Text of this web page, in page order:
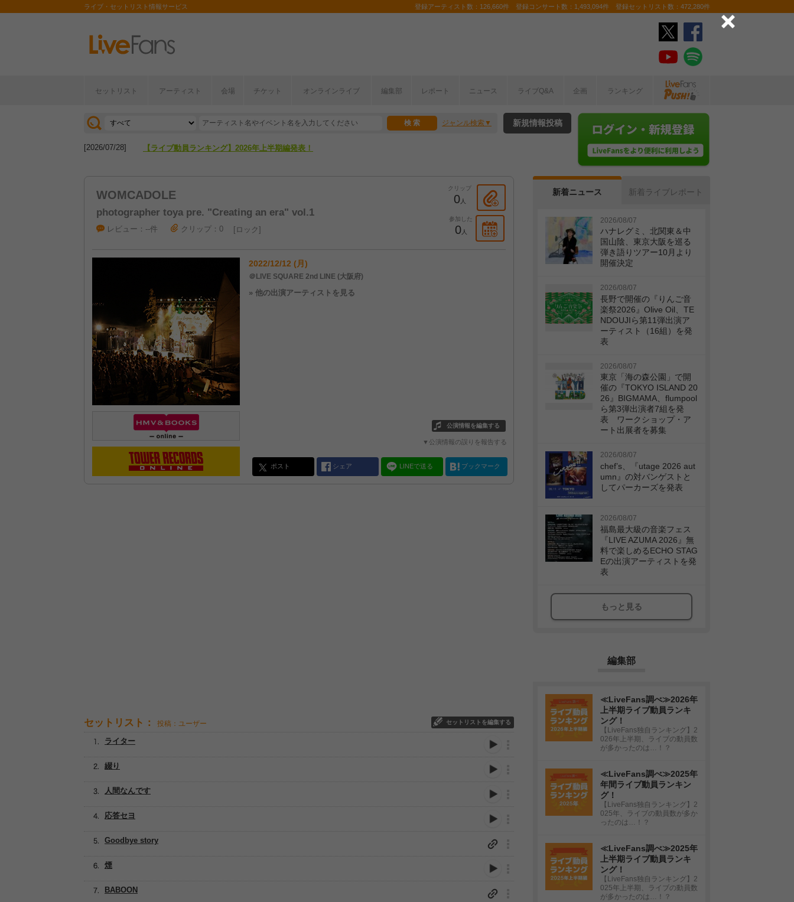
ライブ・セットリスト情報サービス 登録アーティスト数：126,660件 登録コンサート数：1,493,094件 登録セットリスト数：472,280件
セットリスト アーティスト 会場 チケット オンラインライブ 編集部 レポート ニュース ライブQ&A 企画 ランキング
ジャンル検索
[2026/04/27] 【フェス特集2026】フェス情報はここから！
[2026/07/28] 【ライブ動員ランキング】2026年上半期編発表！
[2026/07/28] 【ライブ動員ランキング】2026年上半期編発表！
新規情報投稿
WOMCADOLE
photographer toya pre. "Creating an era" vol.1
クリップ
0人
参加した
0人
レビュー：--件 クリップ：0 ロック
2022/12/12 (月)
＠LIVE SQUARE 2nd LINE (大阪府)
» 他の出演アーティストを見る
公演情報を編集する
▼公演情報の誤りを報告する
ポスト シェア LINEで送る ブックマーク
セットリスト： 投稿：ユーザー セットリストを編集する
煙
応答セヨ
Goodbye story
綴り
人間なんです
ライター
BABOON
新着ニュース 新着ライブレポート
2026/08/07
ハナレグミ、北関東＆中
国山陰、東京大阪を巡る
弾き語りツアー10月より
開催決定
2026/08/07
長野で開催の『りんご音
楽祭2026』Olive Oil、TE
NDOUJIら第11弾出演ア
ーティスト（16組）を発
表
2026/08/07
東京「海の森公園」で開
催の『TOKYO ISLAND 20
26』BIGMAMA、flumpool
ら第3弾出演者7組を発
表 ワークショップ・ア
ート出展者を募集
2026/08/07
chef’s、『utage 2026 aut
umn』の対バンゲストと
してパーカーズを発表
2026/08/07
福島最大級の音楽フェス
『LIVE AZUMA 2026』無
料で楽しめるECHO STAG
Eの出演アーティストを発
表
もっと見る
編集部
≪LiveFans調べ≫2026年
上半期ライブ動員ランキ
ング！
【LiveFans独自ランキング】2
026年上半期、ライブの動員数
が多かったのは…！？
≪LiveFans調べ≫2025年
年間ライブ動員ランキン
グ！
【LiveFans独自ランキング】2
025年、ライブの動員数が多か
ったのは…！？
≪LiveFans調べ≫2025年
上半期ライブ動員ランキ
ング！
【LiveFans独自ランキング】2
025年上半期、ライブの動員数
が多かったのは…！？